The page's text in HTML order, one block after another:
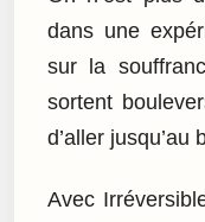
dans une
sur la
sortent
d’aller jusqu’au
Avec